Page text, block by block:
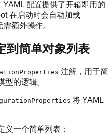
配置提供了开箱即用的
在启动时会自动加载
额外操作。
到简单对象列表
注解，用于简
型的逻辑。
将 YAML
义一个简单列表：